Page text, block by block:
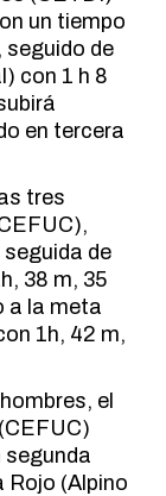
un tiempo
seguido de
con 1 h 8
en tercera
tres
de
38 m, 35
a la meta
1h, 42 m,
el
Rojo (Alpino